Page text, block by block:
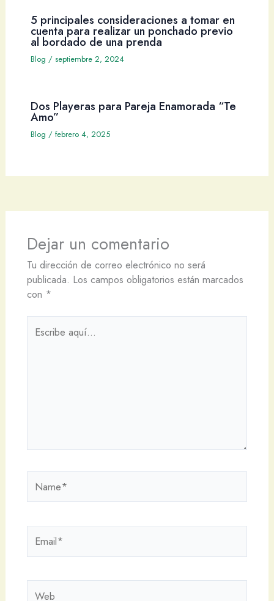
5 principales consideraciones a tomar en
cuenta para realizar un ponchado previo
al bordado de una prenda
Blog / septiembre 2, 2024
Dos Playeras para Pareja Enamorada “Te
Amo”
Blog / febrero 4, 2025
Dejar un comentario
Tu dirección de correo electrónico no será
publicada. Los campos obligatorios están marcados
con *
aquí...